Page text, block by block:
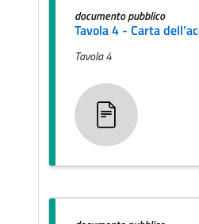
documento pubblico
Tavola 4 - Carta
Tavola 4